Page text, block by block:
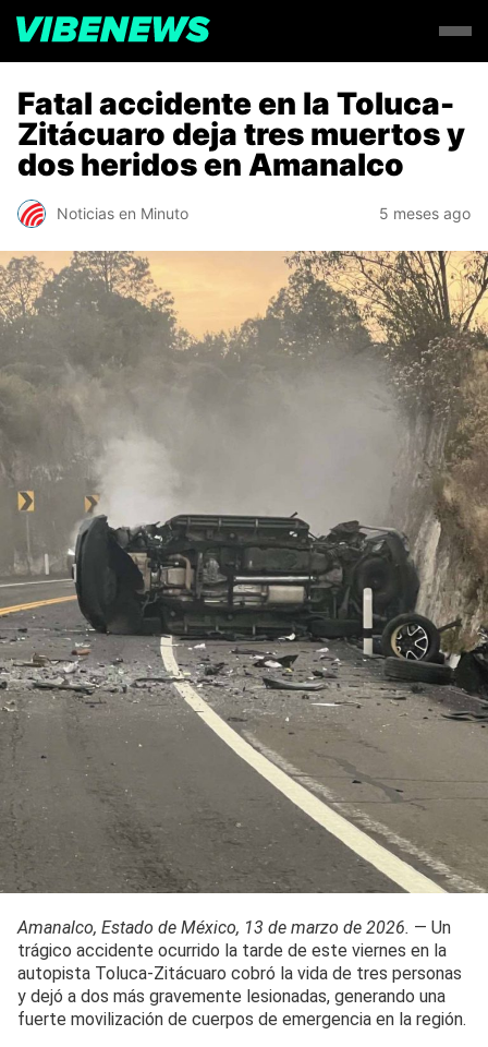
Fatal accidente en la Toluca-
Zitácuaro deja tres muertos y
dos heridos en Amanalco
Noticias en Minuto 5 meses ago
Amanalco, Estado de México, 13 de marzo de 2026. — Un
trágico accidente ocurrido la tarde de este viernes en la
autopista Toluca-Zitácuaro cobró la vida de tres personas
y dejó a dos más gravemente lesionadas, generando una
fuerte movilización de cuerpos de emergencia en la región.